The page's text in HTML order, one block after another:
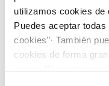
utilizamos cookies de
Puedes aceptar
cookies”· También
cookies de forma